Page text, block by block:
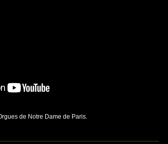
de Notre Dame de Paris.